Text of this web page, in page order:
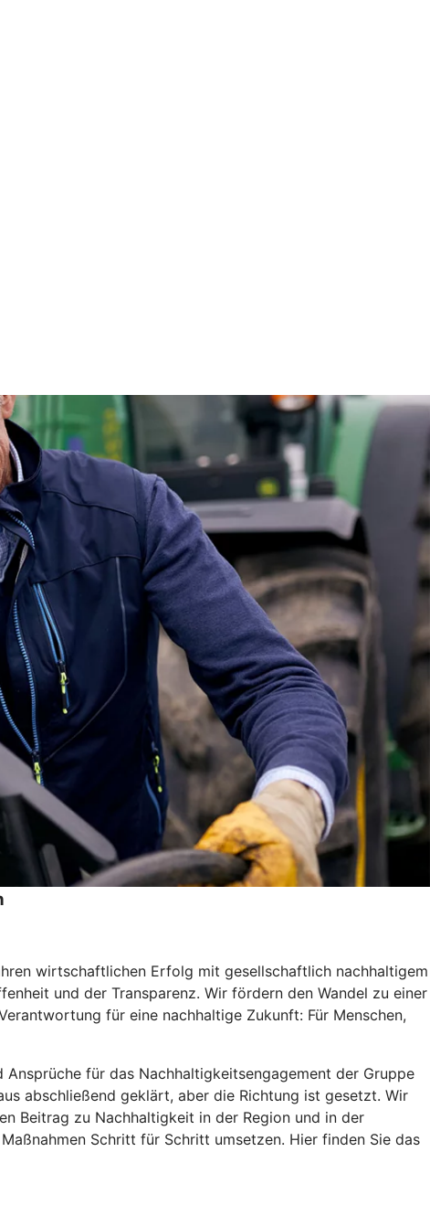
wirtschaftlichen Erfolg mit gesellschaftlich nachhaltigem
und der Transparenz. Wir fördern den Wandel zu einer
für eine nachhaltige Zukunft: Für Menschen,
für das Nachhaltigkeitsengagement der Gruppe
abschließend geklärt, aber die Richtung ist gesetzt. Wir
Beitrag zu Nachhaltigkeit in der Region und in der
Schritt für Schritt umsetzen. Hier finden Sie das